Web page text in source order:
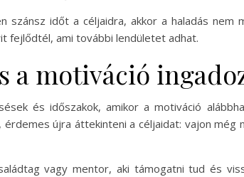
időt a céljaidra, akkor a haladás nem
fejlődtél, ami további lendületet adhat.
a motiváció
és időszakok, amikor a motiváció
újra áttekinteni a céljaidat: vajon még
vagy mentor, aki támogatni tud és